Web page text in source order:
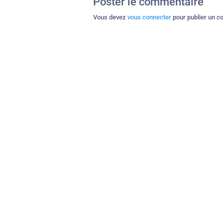
Vous devez vous connecter pour publier un